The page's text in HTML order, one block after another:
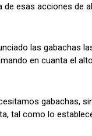
de esas acciones de
las gabachas
en cuanta el
gabachas,
tal como lo